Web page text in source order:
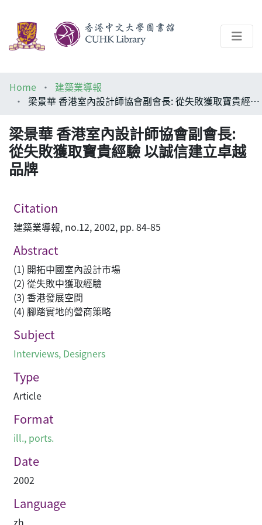
Help
Home
建築業導報
梁景華 香港室內設計師協會副會長: 從失敗獲取寶貴經驗 以誠信建立卓越品牌
梁景華 香港室內設計師協會副會長:
從失敗獲取寶貴經驗 以誠信建立卓越
品牌
Citation
建築業導報, no.12, 2002, pp. 84-85
Abstract
(1) 開拓中國室內設計市場
(2) 從失敗中獲取經驗
(3) 香港發展空間
(4) 腳踏實地的營商策略
Subject
Interviews, Designers
Type
Article
Format
ill., ports.
Date
2002
Language